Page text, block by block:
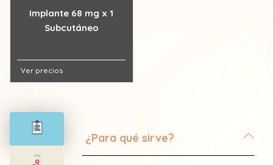
Implante 68 mg x 1
Subcutáneo
Ver precios
¿Para qué sirve?